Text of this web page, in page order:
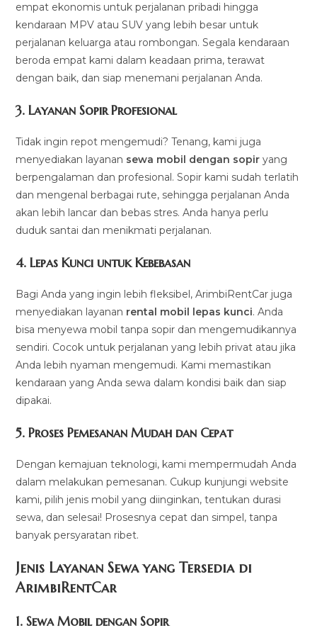
empat ekonomis untuk perjalanan pribadi hingga
kendaraan MPV atau SUV yang lebih besar untuk
perjalanan keluarga atau rombongan. Segala kendaraan
beroda empat kami dalam keadaan prima, terawat
dengan baik, dan siap menemani perjalanan Anda.
3.Layanan Sopir Profesional
Tidak ingin repot mengemudi? Tenang, kami juga
menyediakan layanan sewa mobil dengan sopir yang
berpengalaman dan profesional. Sopir kami sudah terlatih
dan mengenal berbagai rute, sehingga perjalanan Anda
akan lebih lancar dan bebas stres. Anda hanya perlu
duduk santai dan menikmati perjalanan.
4.Lepas Kunci untuk Kebebasan
Bagi Anda yang ingin lebih fleksibel, ArimbiRentCar juga
menyediakan layanan rental mobil lepas kunci. Anda
bisa menyewa mobil tanpa sopir dan mengemudikannya
sendiri. Cocok untuk perjalanan yang lebih privat atau jika
Anda lebih nyaman mengemudi. Kami memastikan
kendaraan yang Anda sewa dalam kondisi baik dan siap
dipakai.
5.Proses Pemesanan Mudah dan Cepat
Dengan kemajuan teknologi, kami mempermudah Anda
dalam melakukan pemesanan. Cukup kunjungi website
kami, pilih jenis mobil yang diinginkan, tentukan durasi
sewa, dan selesai! Prosesnya cepat dan simpel, tanpa
banyak persyaratan ribet.
Jenis Layanan Sewa yang Tersedia di
ArimbiRentCar
1.Sewa Mobil dengan Sopir